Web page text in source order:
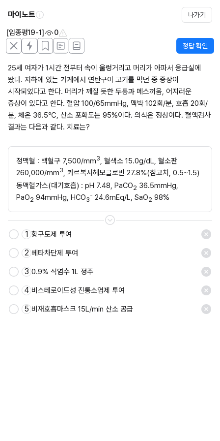
마이노트 나가기
[임종평19-1] 0
정답 확인
25세 여자가 1시간 전부터 속이 울렁거리고 머리가 아파서 응급실에
왔다. 지하에 있는 가게에서 연탄구이 고기를 먹던 중 증상이
시작되었다고 한다. 머리가 깨질 듯한 두통과 메스꺼움, 어지러운
증상이 있다고 한다. 혈압 100/65mmHg, 맥박 102회/분, 호흡 20회/
분, 체온 36.5℃, 산소 포화도는 95%이다. 의식은 정상이다. 혈액검사
결과는 다음과 같다. 치료는?
정맥혈 : 백혈구 7,500/mm3, 혈색소 15.0g/dL, 혈소판
260,000/mm3, 카르복시헤모글로빈 27.8%(참고치, 0.5~1.5)
동맥혈가스(대기호흡) : pH 7.48, PaCO2 36.5mmHg,
PaO2 94mmHg, HCO3
- 24.6mEq/L, SaO2 98%
저장
1 항구토제 투여
2 베타차단제 투여
3 0.9% 식염수 1L 정주
4 비스테로이드성 진통소염제 투여
5 비재호흡마스크 15L/min 산소 공급